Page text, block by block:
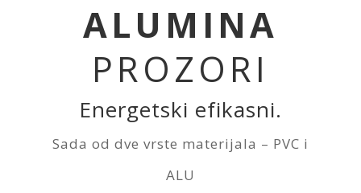
ALUMINA
PROZORI
Energetski efikasni.
Sada od dve vrste materijala – PVC i
ALU